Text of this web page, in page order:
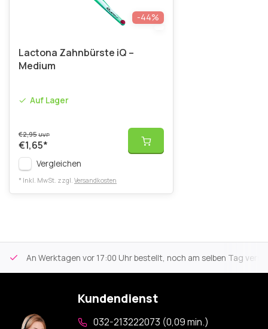
-44%
Lactona Zahnbürste iQ –
Medium
Auf Lager
€2,95UVP
€1,65*
Vergleichen
* Inkl. MwSt. zzgl. Versandkosten
An Werktagen vor 17:00 Uhr bestellt, noch am selben Tag
Kundendienst
032-213222073 (0,09 min.)